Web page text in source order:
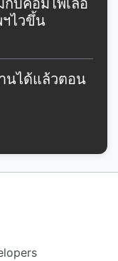
บคอมไพเลอ
ไวขึ้น
นได้แล้วตอน